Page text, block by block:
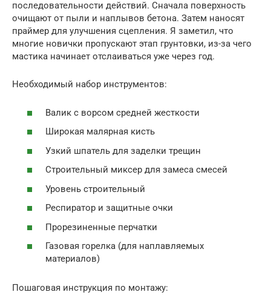
последовательности действий. Сначала поверхность
очищают от пыли и наплывов бетона. Затем наносят
праймер для улучшения сцепления. Я заметил, что
многие новички пропускают этап грунтовки, из-за чего
мастика начинает отслаиваться уже через год.
Необходимый набор инструментов:
Валик с ворсом средней жесткости
Широкая малярная кисть
Узкий шпатель для заделки трещин
Строительный миксер для замеса смесей
Уровень строительный
Респиратор и защитные очки
Прорезиненные перчатки
Газовая горелка (для наплавляемых
материалов)
Пошаговая инструкция по монтажу: